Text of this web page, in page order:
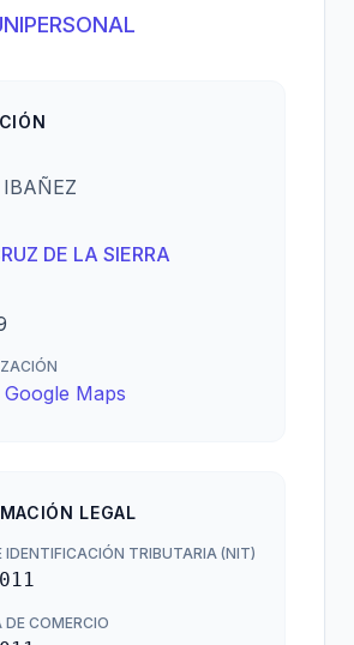
DE LA SIERRA
Maps
LEGAL
IDENTIFICACIÓN TRIBUTARIA (NIT)
COMERCIO